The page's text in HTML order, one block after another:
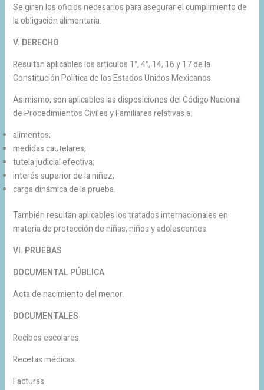
Se giren los oficios necesarios para asegurar el cumplimiento de
la obligación alimentaria.
V. DERECHO
Resultan aplicables los artículos 1°, 4°, 14, 16 y 17 de la
Constitución Política de los Estados Unidos Mexicanos.
Asimismo, son aplicables las disposiciones del Código Nacional
de Procedimientos Civiles y Familiares relativas a:
alimentos;
medidas cautelares;
tutela judicial efectiva;
interés superior de la niñez;
carga dinámica de la prueba.
También resultan aplicables los tratados internacionales en
materia de protección de niñas, niños y adolescentes.
VI. PRUEBAS
DOCUMENTAL PÚBLICA
Acta de nacimiento del menor.
DOCUMENTALES
Recibos escolares.
Recetas médicas.
Facturas.